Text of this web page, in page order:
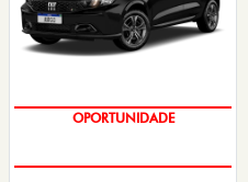
OPORTUNIDADE